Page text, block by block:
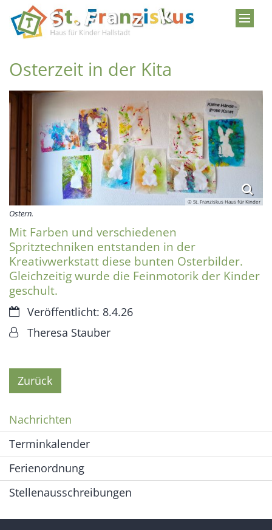
Zum Inhalt springen
Osterzeit in der Kita
© St. Franziskus Haus für Kinder
Ostern.
Mit Farben und verschiedenen
Spritztechniken entstanden in der
Kreativwerkstatt diese bunten Osterbilder.
Gleichzeitig wurde die Feinmotorik der Kinder
geschult.
Datum:Veröffentlicht: 8.4.26
Von:Theresa Stauber
Zurück
Nachrichten
Terminkalender
Ferienordnung
Stellenausschreibungen